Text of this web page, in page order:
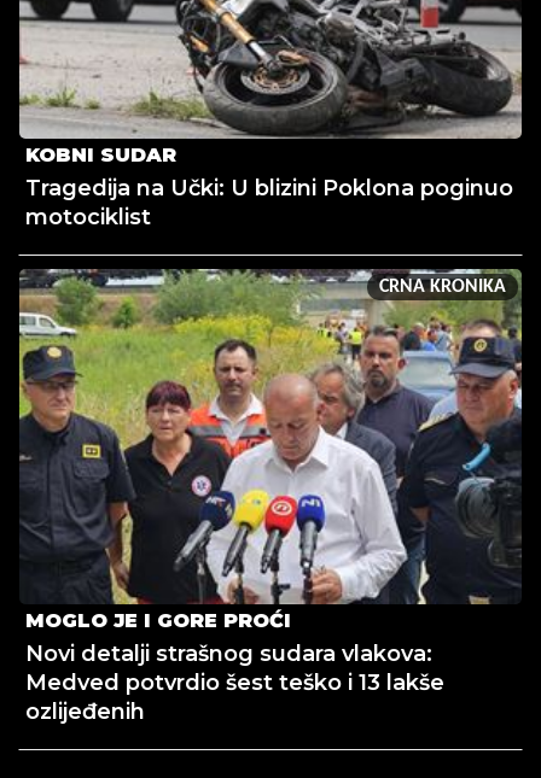
KOBNI SUDAR
Tragedija na Učki: U blizini Poklona poginuo
motociklist
CRNA KRONIKA
MOGLO JE I GORE PROĆI
Novi detalji strašnog sudara vlakova:
Medved potvrdio šest teško i 13 lakše
ozlijeđenih